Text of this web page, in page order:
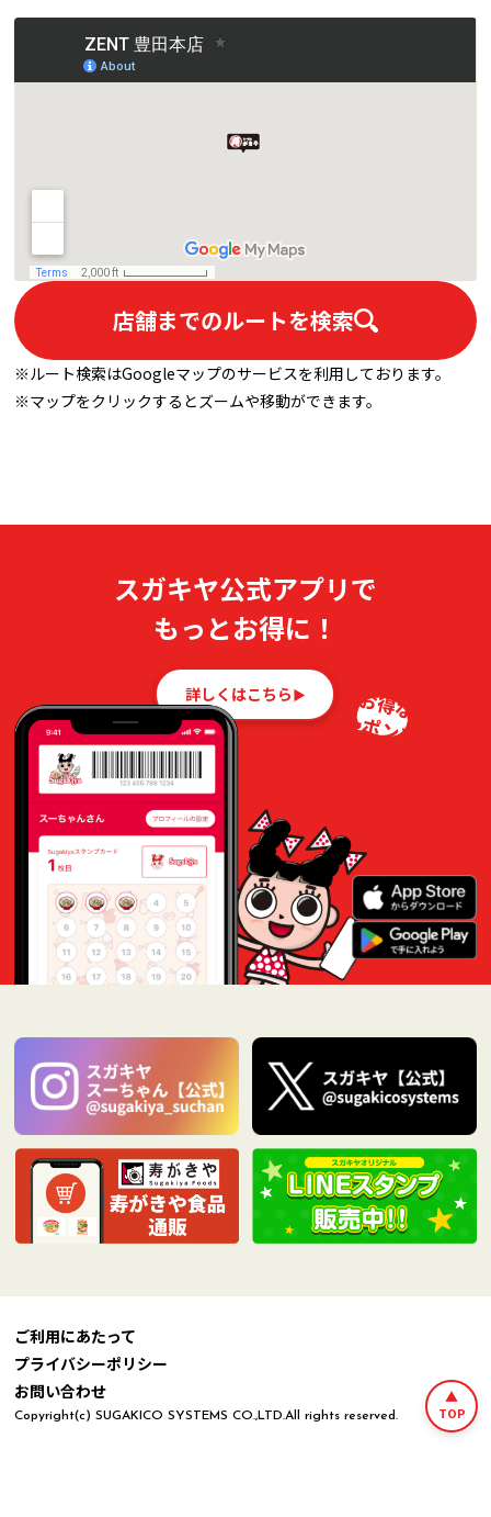
店舗までのルートを検索
※ルート検索はGoogleマップのサービスを利用しております。
※マップをクリックするとズームや移動ができます。
スガキヤ公式アプリで
もっとお得に！
詳しくはこちら お得な
クーポンも！
ご利用にあたって
プライバシーポリシー
お問い合わせ
Copyright(c) SUGAKICO SYSTEMS CO.,LTD.All rights reserved. TOP